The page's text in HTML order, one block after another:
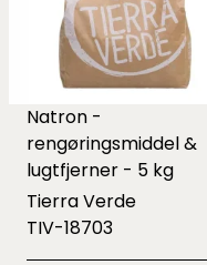
Natron -
rengøringsmiddel &
lugtfjerner - 5 kg
Tierra Verde
TIV-18703